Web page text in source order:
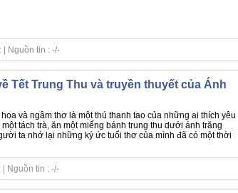
Nguồn tin : -/-
Tết Trung Thu và truyền thuyết của Ánh
và ngâm thơ là một thú thanh tao của những ai thích yêu
tách trà, ăn một miếng bánh trung thu dưới ánh trăng
ta nhớ lại những ký ức tuổi thơ của mình đã có một thời
Nguồn tin : -/-